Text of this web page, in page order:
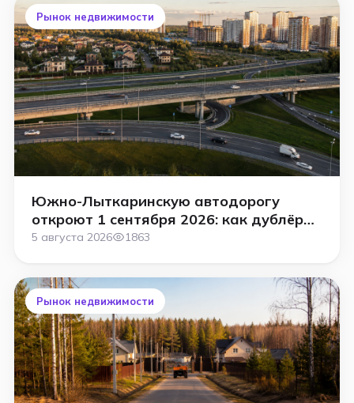
Рынок недвижимости
Южно-Лыткаринскую автодорогу
откроют 1 сентября 2026: как дублёр
МКАД изменит рынок жилья в
5 августа 2026 1863
Рынок недвижимости